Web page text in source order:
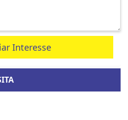
Interesse